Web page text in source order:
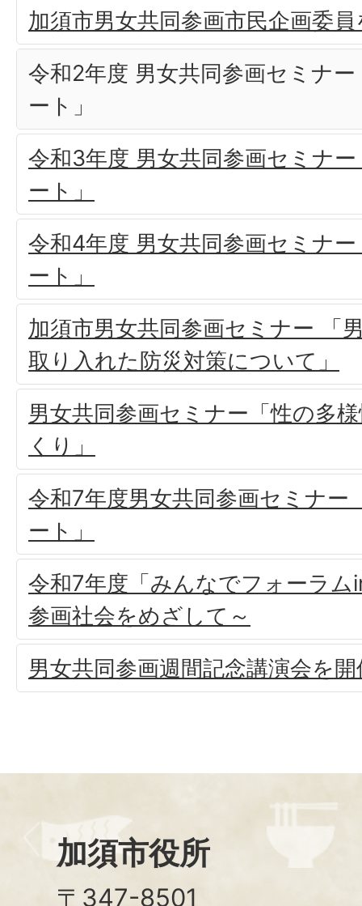
加須市男女共同参画市民企画委
令和2年度 男女共同参画セミナ
ート」
令和3年度 男女共同参画セミナ
ート」
令和4年度 男女共同参画セミナ
ート」
加須市男女共同参画セミナー 「
取り入れた防災対策について」
男女共同参画セミナー「性の多
くり」
令和7年度男女共同参画セミナー
ート」
令和7年度「みんなでフォーラム
参画社会をめざして～
男女共同参画週間記念講演会を
加須市役所
〒347-8501